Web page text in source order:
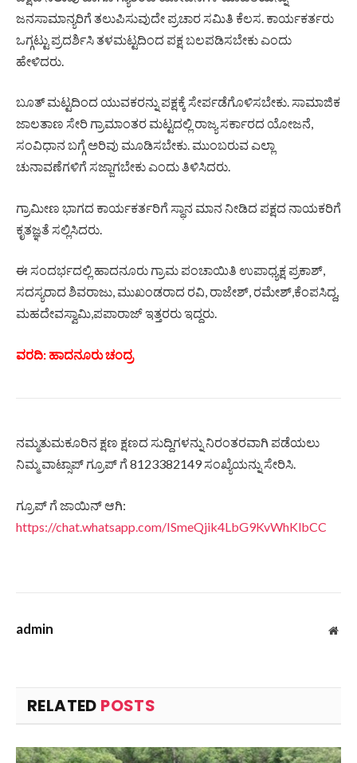
ಜನಸಾಮಾನ್ಯರಿಗೆ ತಲುಪಿಸುವುದೇ ಪ್ರಚಾರ ಸಮಿತಿ ಕೆಲಸ. ಕಾರ್ಯಕರ್ತರು
ಒಗ್ಗಟ್ಟು ಪ್ರದರ್ಶಿಸಿ ತಳಮಟ್ಟದಿಂದ ಪಕ್ಷ ಬಲಪಡಿಸಬೇಕು ಎಂದು
ಹೇಳಿದರು.
ಬೂತ್‌ ಮಟ್ಟದಿಂದ ಯುವಕರನ್ನು ಪಕ್ಷಕ್ಕೆ ಸೇರ್ಪಡೆಗೊಳಿಸಬೇಕು. ಸಾಮಾಜಿಕ
ಜಾಲತಾಣ ಸೇರಿ ಗ್ರಾಮಾಂತರ ಮಟ್ಟದಲ್ಲಿ ರಾಜ್ಯ ಸರ್ಕಾರದ ಯೋಜನೆ,
ಸಂವಿಧಾನ ಬಗ್ಗೆ ಅರಿವು ಮೂಡಿಸಬೇಕು. ಮುಂಬರುವ ಎಲ್ಲಾ
ಚುನಾವಣೆಗಳಿಗೆ ಸಜ್ಜಾಗಬೇಕು ಎಂದು ತಿಳಿಸಿದರು.
ಗ್ರಾಮೀಣ ಭಾಗದ ಕಾರ್ಯಕರ್ತರಿಗೆ ಸ್ಥಾನ ಮಾನ ನೀಡಿದ ಪಕ್ಷದ ನಾಯಕರಿಗೆ
ಕೃತಜ್ಞತೆ ಸಲ್ಲಿಸಿದರು.
ಈ ಸಂದರ್ಭದಲ್ಲಿ ಹಾದನೂರು ಗ್ರಾಮ ಪಂಚಾಯಿತಿ ಉಪಾಧ್ಯಕ್ಷ ಪ್ರಕಾಶ್,
ಸದಸ್ಯರಾದ ಶಿವರಾಜು, ಮುಖಂಡರಾದ ರವಿ, ರಾಜೇಶ್, ರಮೇಶ್,ಕೆಂಪಸಿದ್ದ,
ಮಹದೇವಸ್ವಾಮಿ,ಪಪಾರಾಜ್ ಇತ್ತರರು ಇದ್ದರು.
ವರದಿ: ಹಾದನೂರು ಚಂದ್ರ
ನಮ್ಮತುಮಕೂರಿನ ಕ್ಷಣ ಕ್ಷಣದ ಸುದ್ದಿಗಳನ್ನು ನಿರಂತರವಾಗಿ ಪಡೆಯಲು
ನಿಮ್ಮ ವಾಟ್ಸಾಪ್ ಗ್ರೂಪ್ ಗೆ 8123382149 ಸಂಖ್ಯೆಯನ್ನು ಸೇರಿಸಿ.
ಗ್ರೂಪ್ ಗೆ ಜಾಯಿನ್ ಆಗಿ:
https://chat.whatsapp.com/ISmeQjik4LbG9KvWhKlbCC
admin
RELATED POSTS